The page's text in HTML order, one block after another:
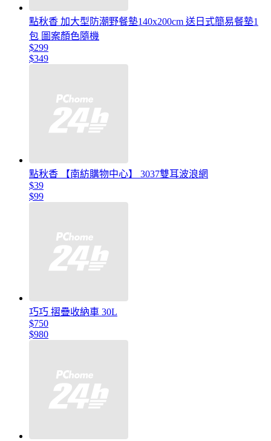
點秋香 加大型防潮野餐墊140x200cm 送日式簡易餐墊1
包 圖案顏色隨機
$299
$349
點秋香 【南紡購物中心】 3037雙耳波浪網
$39
$99
巧巧 摺疊收納車 30L
$750
$980